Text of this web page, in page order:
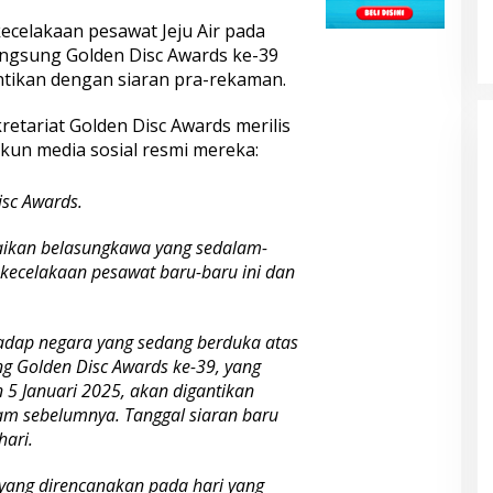
pesawat Jeju Air pada
Golden Disc Awards ke-39
dengan siaran pra-rekaman.
Golden Disc Awards merilis
media sosial resmi mereka:
Awards.
belasungkawa yang sedalam-
pesawat baru-baru ini dan
negara yang sedang berduka atas
Golden Disc Awards ke-39, yang
Januari 2025, akan digantikan
sebelumnya. Tanggal siaran baru
direncanakan pada hari yang
KELONTONG, RUGI JUTAAN
RUPIAH.